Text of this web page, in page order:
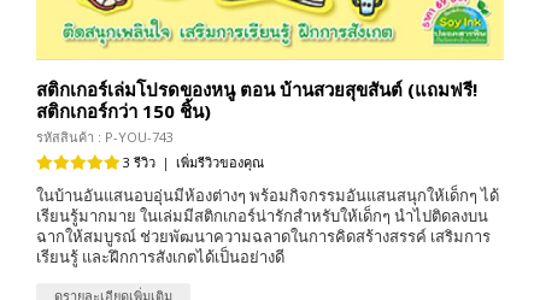
สติกเกอร์เล่มโปรดของหนู ตอน บ้านสวยสุขสันต์ (แถมฟรี!
สติกเกอร์กว่า 150 ชิ้น)
รหัสสินค้า : P-YOU-743
3 รีวิว | เพิ่มรีวิวของคุณ
ในบ้านอันแสนอบอุ่นมีห้องต่างๆ พร้อมกิจกรรมอันแสนสนุกให้เด็กๆ ได้
เรียนรู้มากมาย ในเล่มมีสติกเกอร์น่ารักสำหรับให้เด็กๆ นำไปติดลงบน
ฉากให้สมบูรณ์ ช่วยพัฒนาความฉลาดในการคิดสร้างสรรค์ เสริมการ
เรียนรู้ และฝึกการสังเกตได้เป็นอย่างดี
ดูรายละเอียดเพิ่มเติม